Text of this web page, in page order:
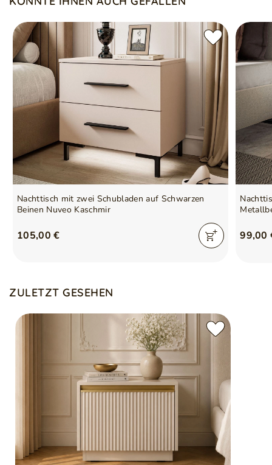
die als Griffe dienen.
Nachttisch mit zwei Schubladen auf Schwarzen
Beinen Nuveo Kaschmir
105,00 € 99,00
ZULETZT GESEHEN